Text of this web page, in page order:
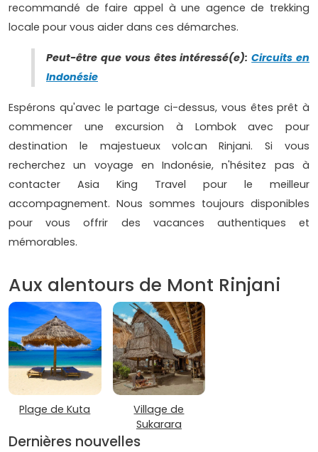
recommandé de faire appel à une agence de trekking
locale pour vous aider dans ces démarches.
Peut-être que vous êtes intéressé(e):Circuits en
Indonésie
Espérons qu'avec le partage ci-dessus, vous êtes prêt à
commencer une excursion à Lombok avec pour
destination le majestueux volcan Rinjani. Si vous
recherchez un voyage en Indonésie, n'hésitez pas à
contacter Asia King Travel pour le meilleur
accompagnement. Nous sommes toujours disponibles
pour vous offrir des vacances authentiques et
mémorables.
Aux alentours de Mont Rinjani
Plage de Kuta
Village de
Sukarara
Dernières nouvelles